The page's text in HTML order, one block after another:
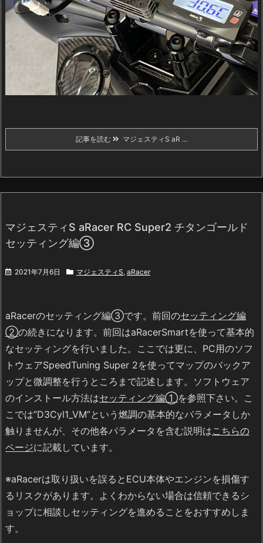
記事を読む マジェスティS aR ...
マジェスティS aRacer RC Super2 チタンゴールド
セッティング編③
2021年7月6日 マジェスティS, aRacer
aRacerのセッティング編③です。前回のセッティング編
②の続きになります。前回はaRacerSmartを使って基本的
なセッティングを行いました。ここでは更に、PC用のソフ
トウェアSpeedTuning Super 2を使ってマップのバックア
ップと微調整を行うところまで記述します。ソフトウェア
のインストール方法はセッティング編①を参照下さい。こ
こでは”D3Cyl1_VM”という燃調の基本的なパラメータしか
触りませんが、その他各パラメータを含む説明はこちらの
ページに記載しています。
※aRacerは取り扱いを誤るとECU本体やエンジンを損傷す
るリスクがあります。よくわからない場合は信頼できるシ
ョップに相談しセッティングを進めることをおすすめしま
す。